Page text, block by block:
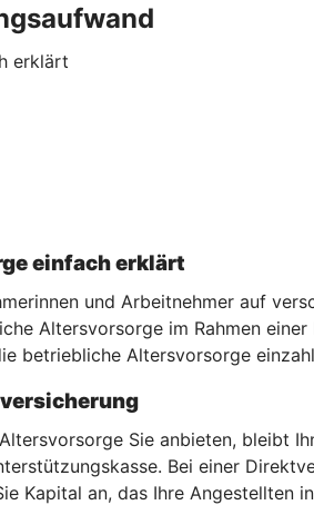
erklärt
einfach erklärt
und Arbeitnehmer auf
Altersvorsorge im Rahmen
betriebliche Altersvorsorge
Sie anbieten, bleibt
Bei einer
Kapital an, das Ihre Angestellten